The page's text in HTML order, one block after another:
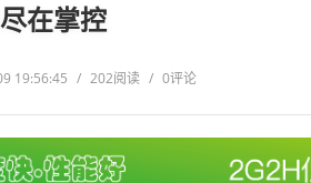
在掌控
19:56:45 / 202阅读 / 0评论